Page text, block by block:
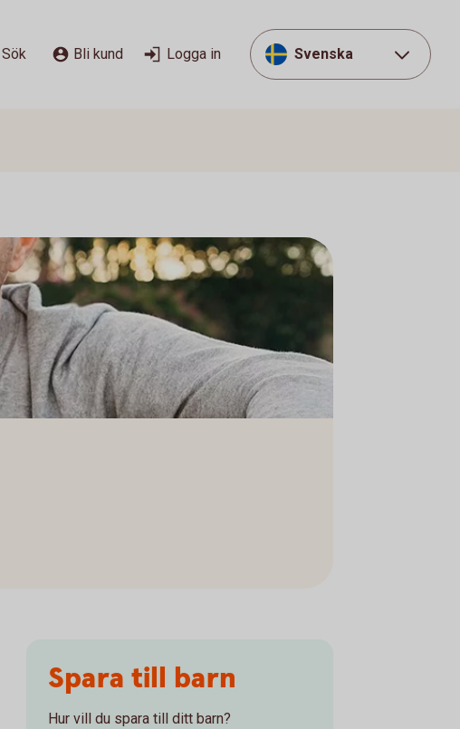
Sök Bli kund Logga in Svenska
Spara till barn
Hur vill du spara till ditt barn?